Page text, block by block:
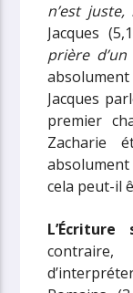
n’est
Jacques
prière
absolument
Jacques
premier
Zacharie
cela peut-il